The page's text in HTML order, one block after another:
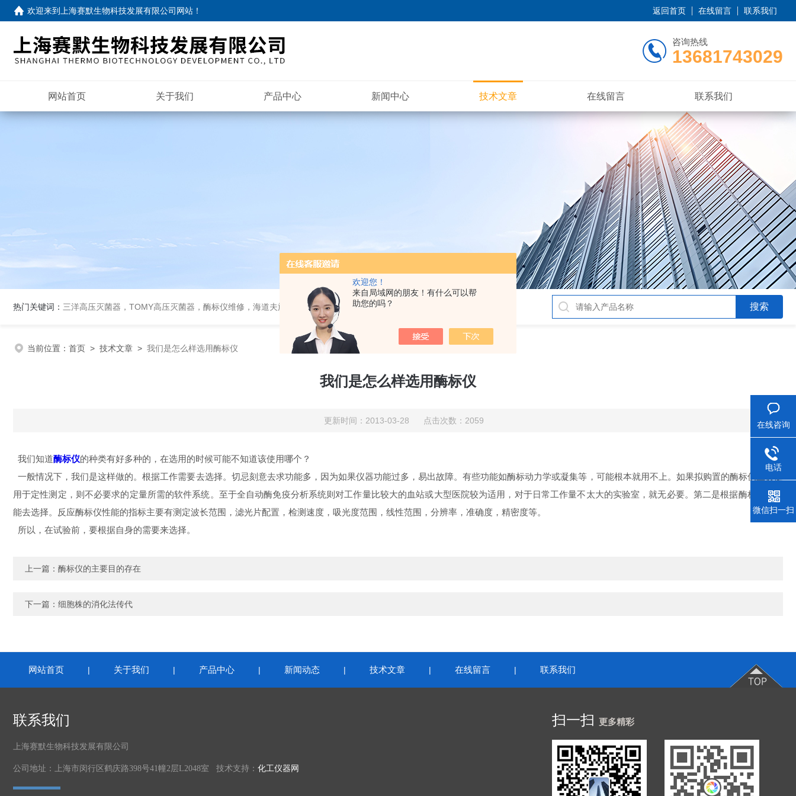
欢迎您！
来自局域网的朋友！有什么可以帮
助您的吗？
欢迎来到 上海赛默生物科技发展有限公司网站 ！ 返回首页 在线留言 联系我们
咨询热线
13681743029
网站首页 关于我们 产品中心 新闻中心 技术文章 在线留言 联系我们
热门关键词： 三洋高压灭菌器，TOMY高压灭菌器，酶标仪维修，海道夫旋转蒸发仪
当前位置： 首页 > 技术文章 > 我们是怎么样选用酶标仪
我们是怎么样选用酶标仪
更新时间：2013-03-28 点击次数：2059
我们知道酶标仪的种类有好多种的，在选用的时候可能不知道该使用哪个？
一般情况下，我们是这样做的。根据工作需要去选择。切忌刻意去求功能多，因为如果仪器功能过多，易出故障。有些功能如酶标动力学或凝集等，可能根本就用不上。如果拟购置的酶标仪主要是
用于定性测定，则不必要求的定量所需的软件系统。至于全自动酶免疫分析系统则对工作量比较大的血站或大型医院较为适用，对于日常工作量不太大的实验室，就无必要。第二是根据酶标仪的性
能去选择。反应酶标仪性能的指标主要有测定波长范围，滤光片配置，检测速度，吸光度范围，线性范围，分辨率，准确度，精密度等。
所以，在试验前，要根据自身的需要来选择。
上一篇： 酶标仪的主要目的存在
下一篇： 细胞株的消化法传代
网站首页 | 关于我们 | 产品中心 | 新闻动态 | 技术文章 | 在线留言 | 联系我们
联系我们
上海赛默生物科技发展有限公司
公司地址：上海市闵行区鹤庆路398号41幢2层L2048室 技术支持： 化工仪器网
扫一扫 更多精彩
在线咨询
电话
微信扫一扫